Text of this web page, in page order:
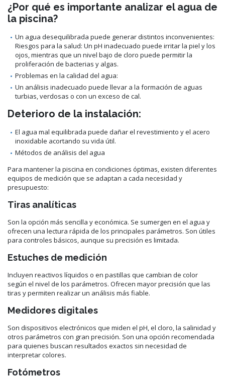
¿Por qué es importante analizar el agua de
la piscina?
Un agua desequilibrada puede generar distintos inconvenientes:
Riesgos para la salud: Un pH inadecuado puede irritar la piel y los
ojos, mientras que un nivel bajo de cloro puede permitir la
proliferación de bacterias y algas.
Problemas en la calidad del agua:
Un análisis inadecuado puede llevar a la formación de aguas
turbias, verdosas o con un exceso de cal.
Deterioro de la instalación:
El agua mal equilibrada puede dañar el revestimiento y el acero
inoxidable acortando su vida útil.
Métodos de análisis del agua
Para mantener la piscina en condiciones óptimas, existen diferentes
equipos de medición que se adaptan a cada necesidad y
presupuesto:
Tiras analíticas
Son la opción más sencilla y económica. Se sumergen en el agua y
ofrecen una lectura rápida de los principales parámetros. Son útiles
para controles básicos, aunque su precisión es limitada.
Estuches de medición
Incluyen reactivos líquidos o en pastillas que cambian de color
según el nivel de los parámetros. Ofrecen mayor precisión que las
tiras y permiten realizar un análisis más fiable.
Medidores digitales
Son dispositivos electrónicos que miden el pH, el cloro, la salinidad y
otros parámetros con gran precisión. Son una opción recomendada
para quienes buscan resultados exactos sin necesidad de
interpretar colores.
Fotómetros